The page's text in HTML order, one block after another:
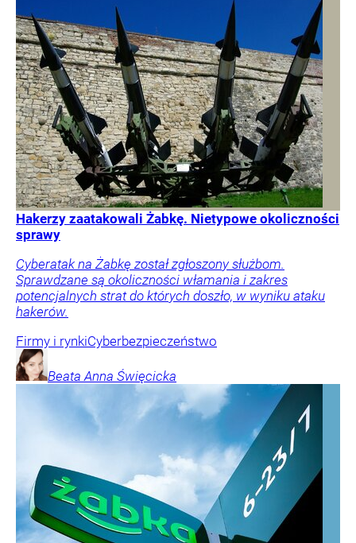
Hakerzy zaatakowali Żabkę. Nietypowe okoliczności
sprawy
Cyberatak na Żabkę został zgłoszony służbom.
Sprawdzane są okoliczności włamania i zakres
potencjalnych strat do których doszło, w wyniku ataku
hakerów.
Firmy i rynkiCyberbezpieczeństwo
Beata Anna Święcicka